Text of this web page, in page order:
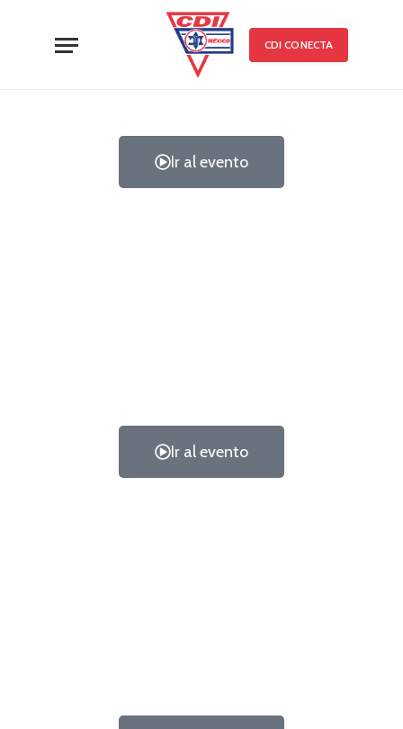
CDI CONECTA
Ir al evento
Ir al evento